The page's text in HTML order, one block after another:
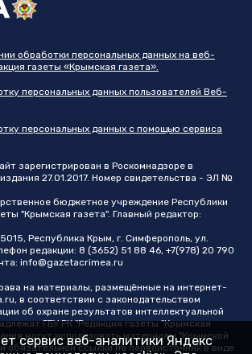
обработки персональных данных на веб-
газеты «Крымская газета».
персональных данных пользователей Веб-
персональных данных с помощью сервиса
зарегистрирован в Роскомнадзоре в
27.01.2017. Номер свидетельства - ЭЛ №
бюджетное учреждение Республики
"Крымская газета". Главный редактор:
Республика Крым, г. Симферополь, ул.
редакции: 8 (3652) 51 88 46, +7(978) 20 790
info@gazetacrimea.ru
на материалы, размещённые на интернет-
, в соответствии с законодательством
об охране результатов интеллектуальной
ГБУ РК "Редакция газеты "Крымская
могут использовать материалы "Крымской
обязательной ссылки на первоисточник в виде
сервис веб-аналитики Яндекс